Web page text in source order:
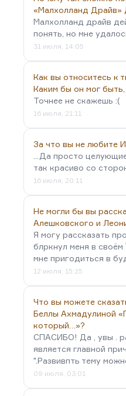
«Малхолланд Драйв»
Малхолланд драйв
понять, но мне
31 июля, 14:05
Как вы относитесь к
Каким бы он мог
Точнее не скажешь :(
16 июля, 21:11
За что вы не любите
...Да просто
так красиво со
16 июля, 20:11
Не могли бы вы
Алешковского и
Я могу рассказать
блркнул меня в своём
мне пригодиться в
12 июля, 15:25
Что вы можете
Беллы Ахмадулиной
который…»?
СПАСИБО! Да , увы .
является главной
".Развивпть тему
09 июля, 03:01